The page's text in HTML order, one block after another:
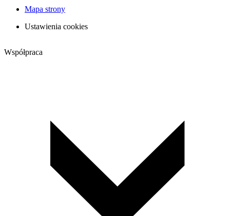
Mapa strony
Ustawienia cookies
Współpraca